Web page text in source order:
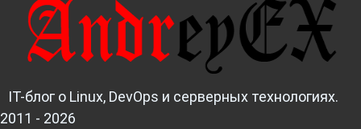
IT-блог о Linux, DevOps и серверных технологиях.
2011 - 2026